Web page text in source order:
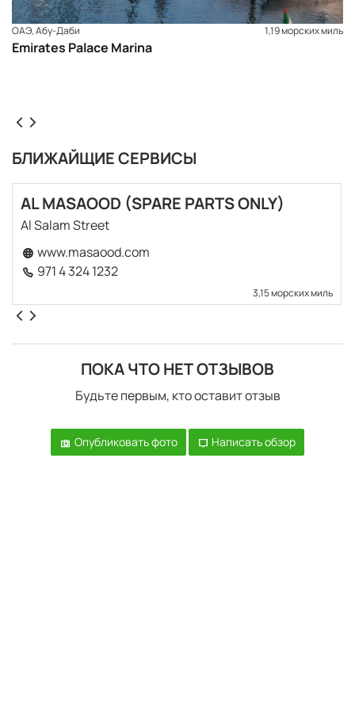
ОАЭ, Абу-Даби 1,19 морских миль
Emirates Palace Marina
БЛИЖАЙЩИЕ СЕРВИСЫ
AL MASAOOD (SPARE PARTS ONLY)
Al Salam Street
www.masaood.com
971 4 324 1232
3,15 морских миль
ПОКА ЧТО НЕТ ОТЗЫВОВ
Будьте первым, кто оставит отзыв
Опубликовать фото Написать обзор